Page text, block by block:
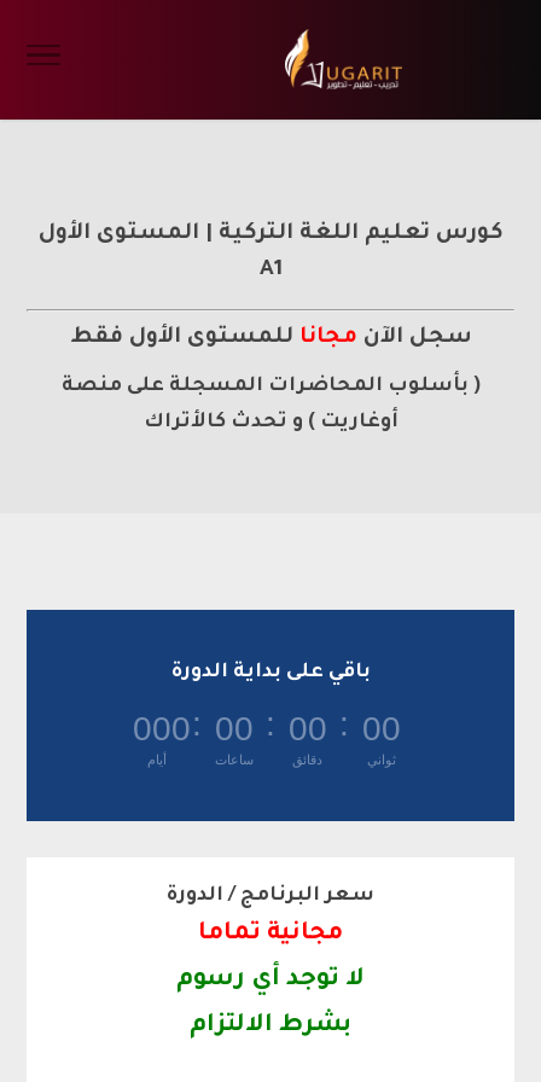
كورس تعليم اللغة التركية | المستوى الأول
A1
سجل الآن مجانا للمستوى الأول فقط
( بأسلوب المحاضرات المسجلة على منصة
أوغاريت ) و تحدث كالأتراك
باقي على بداية الدورة
000
أيام
: 00
ساعات
: 00
دقائق
: 00
ثواني
سعر البرنامج / الدورة
مجانية تماما
لا توجد أي رسوم
بشرط الالتزام